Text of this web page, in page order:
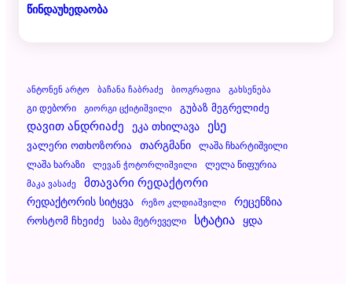
წინდაუხედაობა
Ანტონენ Არტო Ბაჩანა Ჩაბრაძე Ბიოგრაფია
Გახსენება
Გი Დებორი
Გიორგი Ცქიტიშვილი Გუბაზ Მეგრელიძე
Დავით Ანდრიაძე Ეკა Თხილავა Ესე
Ვალერი Ოთხოზორია Თარგმანი Ლაშა Ჩხარტიშვილი
Ლაშა Ხარაზი Ლევან Ჭოტორლიშვილი
Ლელა Წიფურია
Მაკა Ვასაძე
Მთავარი Რედაქტორი
Რედაქტორის Სიტყვა Რეზო Კლდიაშვილი Რეცენზია
Როსტომ Ჩხეიძე Საბა Მეტრეველი Სტატია Ყდა